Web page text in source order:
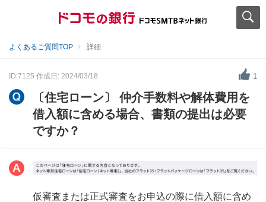
よくあるご質問TOP 詳細
ID:7125 作成日: 2024/03/18 1
〔住宅ローン〕 仲介手数料や解体費用を
借入額に含める場合、書類の提出は必要
ですか？
仮審査または正式審査をお申込の際に借入額に含め